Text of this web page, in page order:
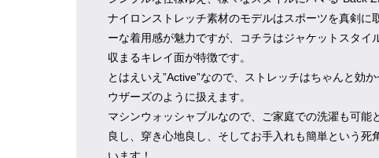
ナイロンストレッチ素材のモデルはスポーツを真剣に
ーな着用感が魅力ですが、コチラはジャケットスタイ
収まるキレイ面が特徴です。
とはえいえ”Active”なので、ストレッチはちゃんと効
ウザーズのように扱えます。
マシンウォッシャブルなので、ご家庭での洗濯も可能
良し、穿き心地良し、そしてお手入れも簡単という死